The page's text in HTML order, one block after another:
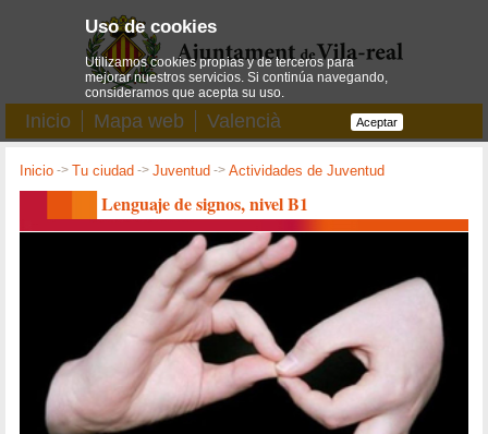
Inicio Mapa web Valencià
Inicio ->Tu ciudad ->Juventud ->Actividades de Juventud
Lenguaje de signos, nivel B1
Uso de cookies
Utilizamos cookies propias y de terceros para
mejorar nuestros servicios. Si continúa navegando,
consideramos que acepta su uso.
Aceptar